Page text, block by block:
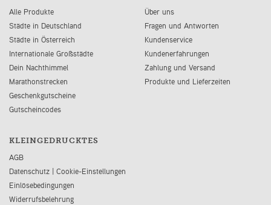
Alle Produkte
Städte in Deutschland
Städte in Österreich
Internationale Großstädte
Dein Nachthimmel
Marathonstrecken
Geschenkgutscheine
Gutscheincodes
Über uns
Fragen und Antworten
Kundenservice
Kundenerfahrungen
Zahlung und Versand
Produkte und Lieferzeiten
KLEINGEDRUCKTES
AGB
Datenschutz | Cookie-Einstellungen
Einlösebedingungen
Widerrufsbelehrung